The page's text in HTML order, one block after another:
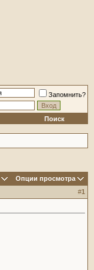
Запомнить?
Поиск
Опции просмотра
#1